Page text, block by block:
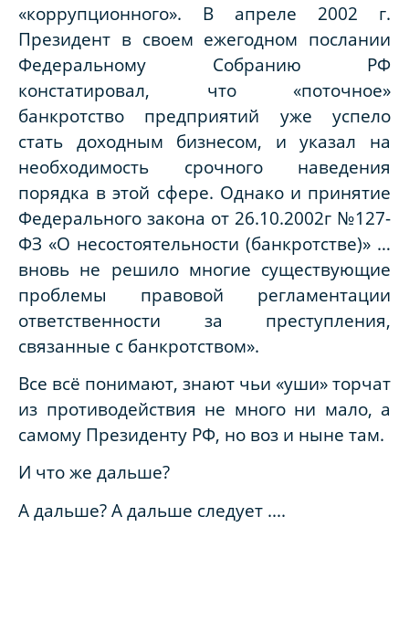
«коррупционного». В апреле 2002 г.
Президент в своем ежегодном послании
Федеральному Собранию РФ
констатировал, что «поточное»
банкротство предприятий уже успело
стать доходным бизнесом, и указал на
необходимость срочного наведения
порядка в этой сфере. Однако и принятие
Федерального закона от 26.10.2002г №127-
ФЗ «О несостоятельности (банкротстве)» …
вновь не решило многие существующие
проблемы правовой регламентации
ответственности за преступления,
связанные с банкротством».
Все всё понимают, знают чьи «уши» торчат
из противодействия не много ни мало, а
самому Президенту РФ, но воз и ныне там.
И что же дальше?
А дальше? А дальше следует ....